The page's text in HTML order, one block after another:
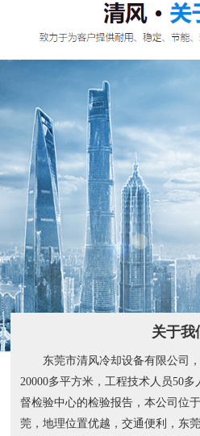
关于我
东莞市清风冷却设备有限公司，
20000多平方米，工程技术人员50
督检验中心的检验报告，本公司位
莞，地理位置优越，交通便利，东